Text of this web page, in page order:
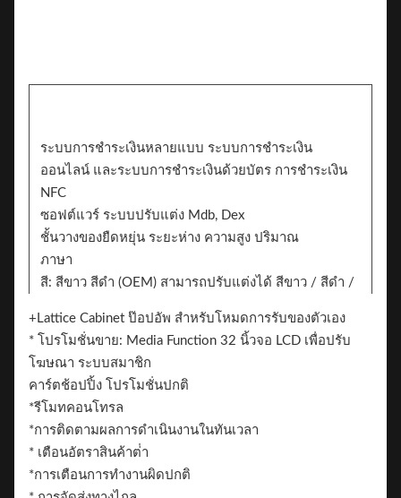
ระบบการชําระเงินหลายแบบ ระบบการชําระเงิน
ออนไลน์ และระบบการชําระเงินด้วยบัตร การชําระเงิน
NFC
ซอฟต์แวร์ ระบบปรับแต่ง Mdb, Dex
ชั้นวางของยืดหยุ่น ระยะห่าง ความสูง ปริมาณ
ภาษา
สี: สีขาว สีดํา (OEM) สามารถปรับแต่งได้ สีขาว / สีดํา /
สติ๊กเกอร์ 2 ด้าน สามารถเพิ่มสติ๊กเกอร์สําหรับการ
+Lattice Cabinet ป๊อปอัพ สําหรับโหมดการรับของตัวเอง
* โปรโมชั่นขาย: Media Function 32 นิ้วจอ LCD เพื่อปรับ
โฆษณา ระบบสมาชิก
คาร์ตช้อปปิ้ง โปรโมชั่นปกติ
*รีโมทคอนโทรล
*การติดตามผลการดําเนินงานในทันเวลา
* เตือนอัตราสินค้าต่ํา
*การเตือนการทํางานผิดปกติ